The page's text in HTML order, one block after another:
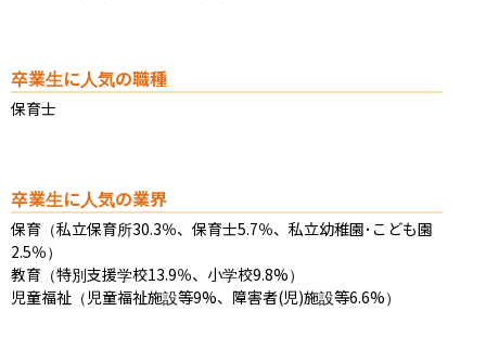
卒業生に人気の職種
保育士
卒業生に人気の業界
保育（私立保育所30.3％、保育士5.7％、私立幼稚園･こども園
2.5％）
教育（特別支援学校13.9％、小学校9.8%）
児童福祉（児童福祉施設等9%、障害者(児)施設等6.6%）